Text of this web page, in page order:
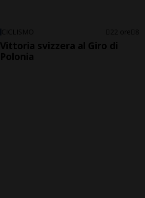
CICLISMO 22 ore 8
Vittoria svizzera al Giro di
Polonia